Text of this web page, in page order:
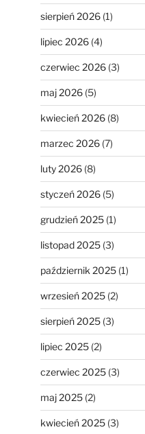
sierpień 2026(1)
lipiec 2026(4)
czerwiec 2026(3)
maj 2026(5)
kwiecień 2026(8)
marzec 2026(7)
luty 2026(8)
styczeń 2026(5)
grudzień 2025(1)
listopad 2025(3)
październik 2025(1)
wrzesień 2025(2)
sierpień 2025(3)
lipiec 2025(2)
czerwiec 2025(3)
maj 2025(2)
kwiecień 2025(3)